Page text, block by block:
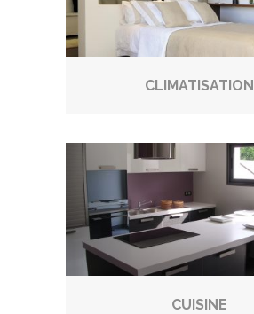
CLIMATISATION
CUISINE